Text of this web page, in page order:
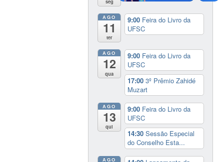
seg
AGO
11
ter
9:00 Feira do Livro da
UFSC
AGO
12
qua
9:00 Feira do Livro da
UFSC
17:003º Prêmio Zahidé
Muzart
AGO
13
qui
9:00 Feira do Livro da
UFSC
14:30Sessão Especial
do Conselho Esta...
AGO